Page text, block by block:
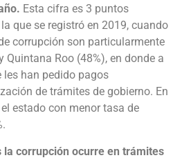
Esta cifra es 3 puntos
que se registró en 2019, cuando
corrupción son particularmente
Quintana Roo (48%), en donde a
les han pedido pagos
de trámites de gobierno. En
estado con menor tasa de
la corrupción ocurre en trámites